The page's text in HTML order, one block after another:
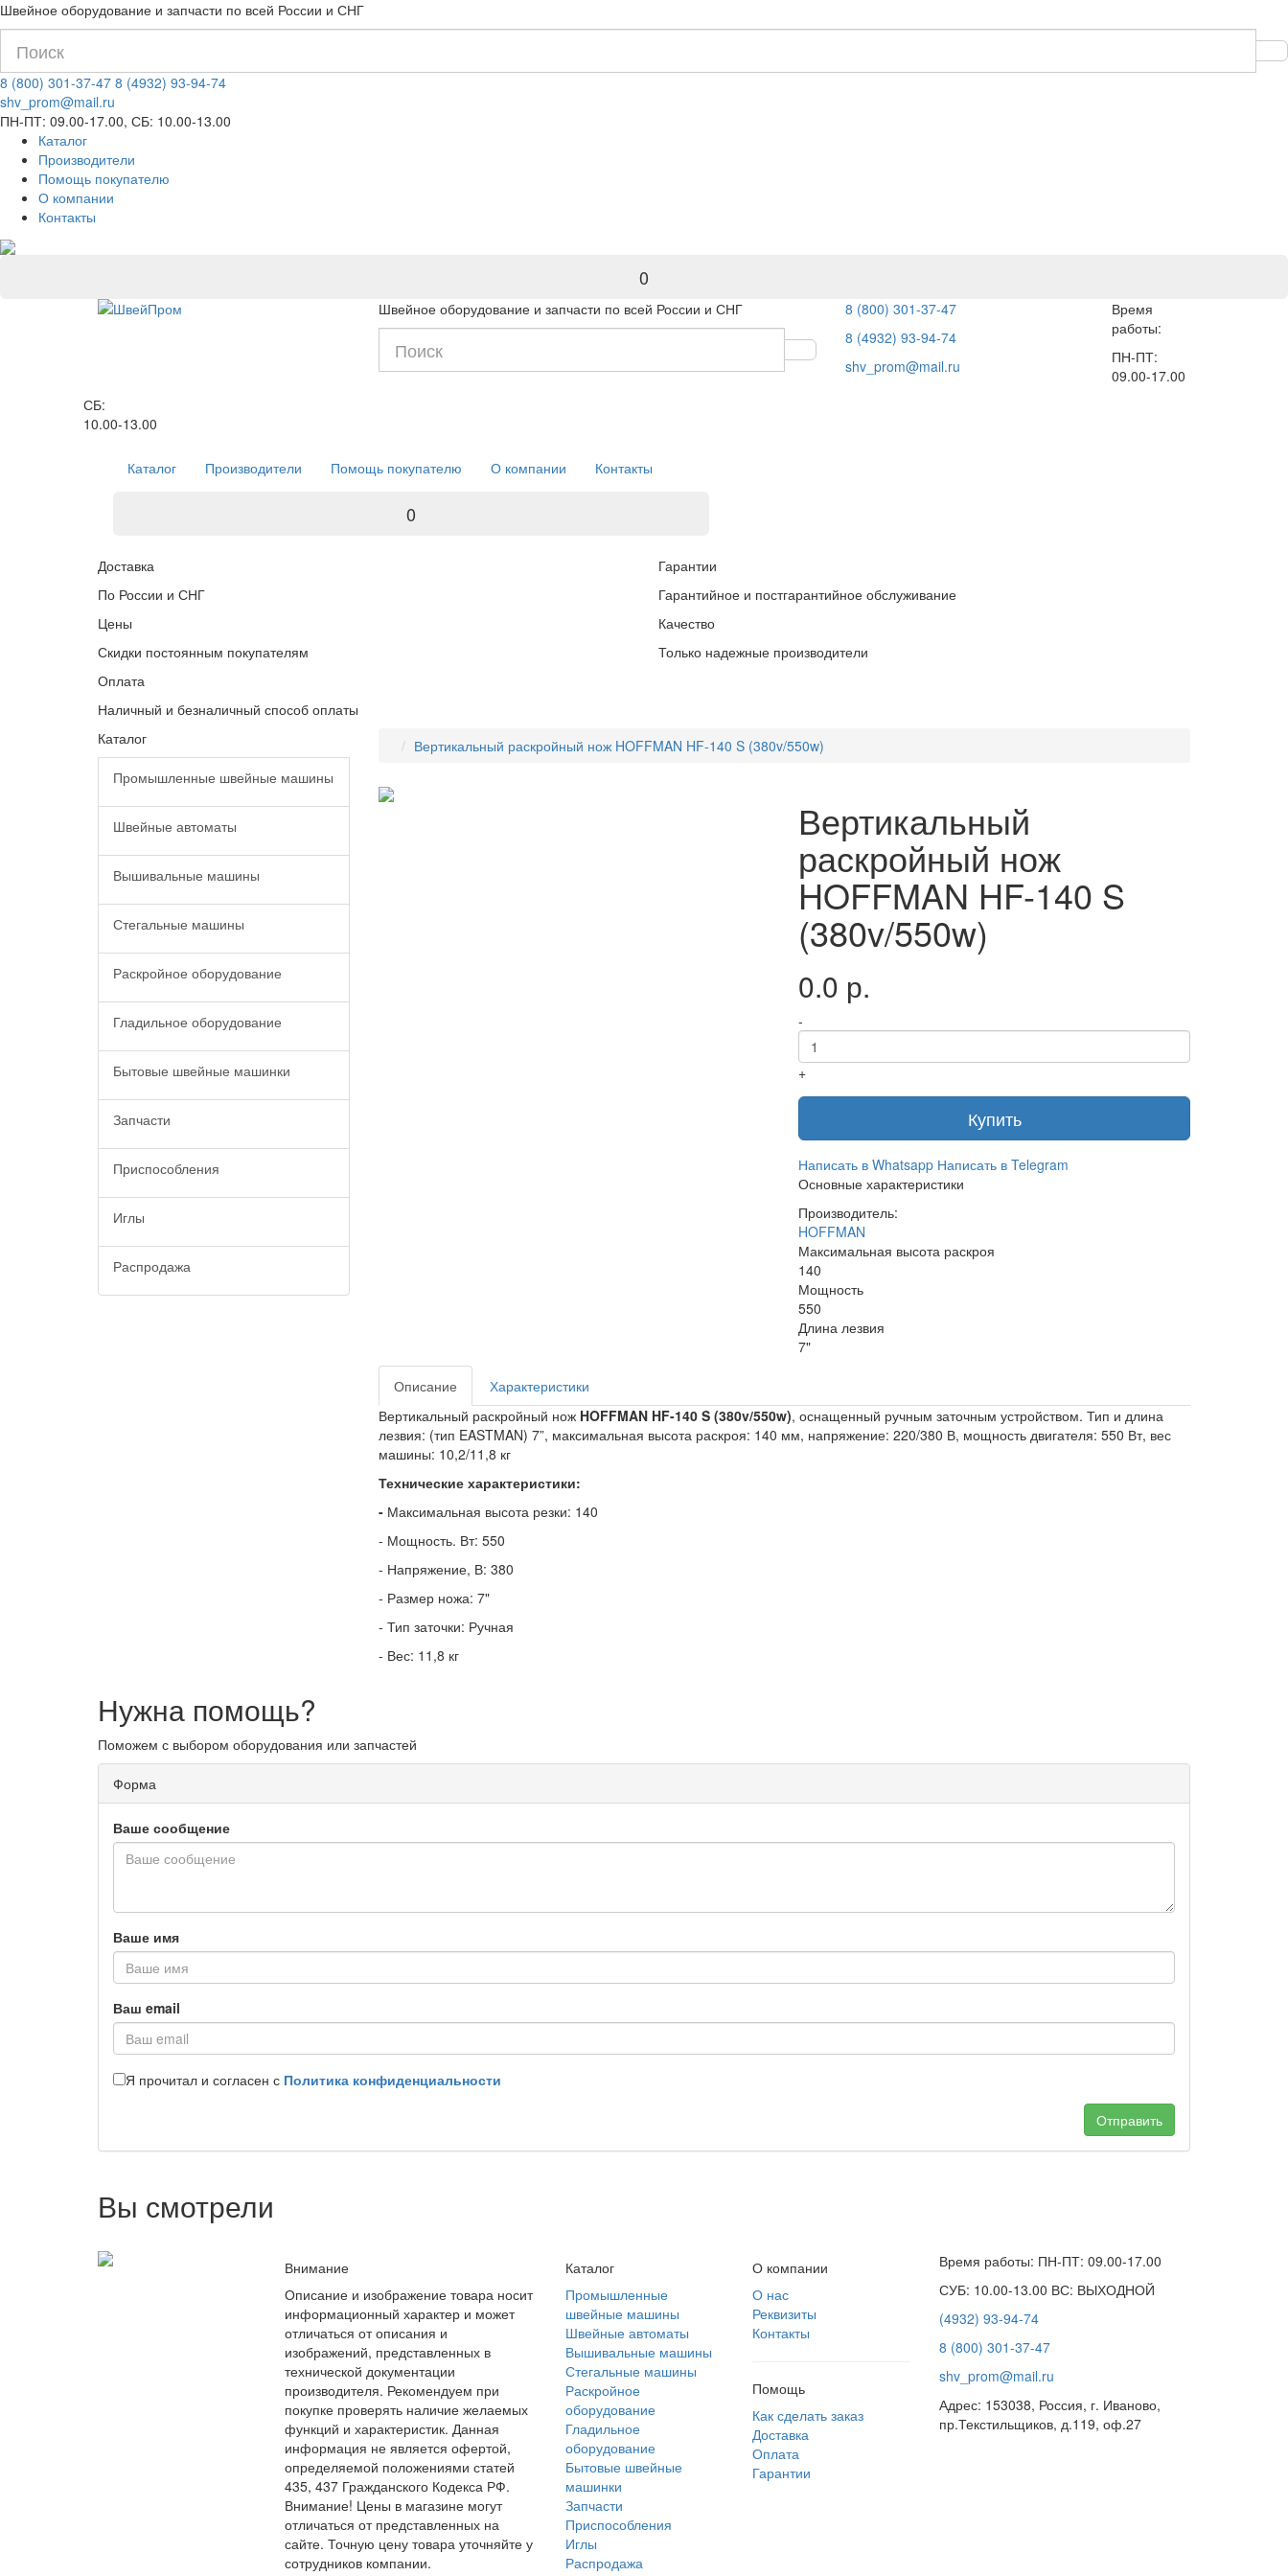
Швейное оборудование и запчасти по всей России и СНГ
8 (800) 301-37-47 8 (4932) 93-94-74
shv_prom@mail.ru
ПН-ПТ: 09.00-17.00, СБ: 10.00-13.00
Каталог
Производители
Помощь покупателю
О компании
Контакты
0
Швейное оборудование и запчасти по всей России и СНГ
8 (800) 301-37-47
8 (4932) 93-94-74
shv_prom@mail.ru
Время
работы:
ПН-ПТ:
09.00-17.00
СБ:
10.00-13.00
Каталог Производители Помощь покупателю О компании Контакты
0
Доставка
По России и СНГ
Гарантии
Гарантийное и постгарантийное обслуживание
Цены
Скидки постоянным покупателям
Качество
Только надежные производители
Оплата
Наличный и безналичный способ оплаты
Каталог
Промышленные швейные машины
Швейные автоматы
Вышивальные машины
Стегальные машины
Раскройное оборудование
Гладильное оборудование
Бытовые швейные машинки
Запчасти
Приспособления
Иглы
Распродажа
Вертикальный раскройный нож HOFFMAN HF-140 S (380v/550w)
Вертикальный
раскройный нож
HOFFMAN HF-140 S
(380v/550w)
0.0 р.
-
+
Купить
Написать в Whatsapp Написать в Telegram
Основные характеристики
Производитель:
HOFFMAN
Максимальная высота раскроя
140
Мощность
550
Длина лезвия
7"
Описание
Характеристики
Вертикальный раскройный нож HOFFMAN HF-140 S (380v/550w), оснащенный ручным заточным устройством. Тип и длина
лезвия: (тип EASTMAN) 7”, максимальная высота раскроя: 140 мм, напряжение: 220/380 В, мощность двигателя: 550 Вт, вес
машины: 10,2/11,8 кг
Технические характеристики:
- Максимальная высота резки: 140
- Мощность. Вт: 550
- Напряжение, В: 380
- Размер ножа: 7"
- Тип заточки: Ручная
- Вес: 11,8 кг
Нужна помощь?
Поможем с выбором оборудования или запчастей
Форма
Ваше сообщение
Ваше имя
Ваш email
Я прочитал и согласен с Политика конфиденциальности
Отправить
Вы смотрели
Внимание
Описание и изображение товара носит
информационный характер и может
отличаться от описания и
изображений, представленных в
технической документации
производителя. Рекомендуем при
покупке проверять наличие желаемых
функций и характеристик. Данная
информация не является офертой,
определяемой положениями статей
435, 437 Гражданского Кодекса РФ.
Внимание! Цены в магазине могут
отличаться от представленных на
сайте. Точную цену товара уточняйте у
сотрудников компании.
Каталог
Промышленные
швейные машины
Швейные автоматы
Вышивальные машины
Стегальные машины
Раскройное
оборудование
Гладильное
оборудование
Бытовые швейные
машинки
Запчасти
Приспособления
Иглы
Распродажа
О компании
О нас
Реквизиты
Контакты
Помощь
Как сделать заказ
Доставка
Оплата
Гарантии
Время работы: ПН-ПТ: 09.00-17.00
СУБ: 10.00-13.00 ВС: ВЫХОДНОЙ
(4932) 93-94-74
8 (800) 301-37-47
shv_prom@mail.ru
Адрес: 153038, Россия, г. Иваново,
пр.Текстильщиков, д.119, оф.27